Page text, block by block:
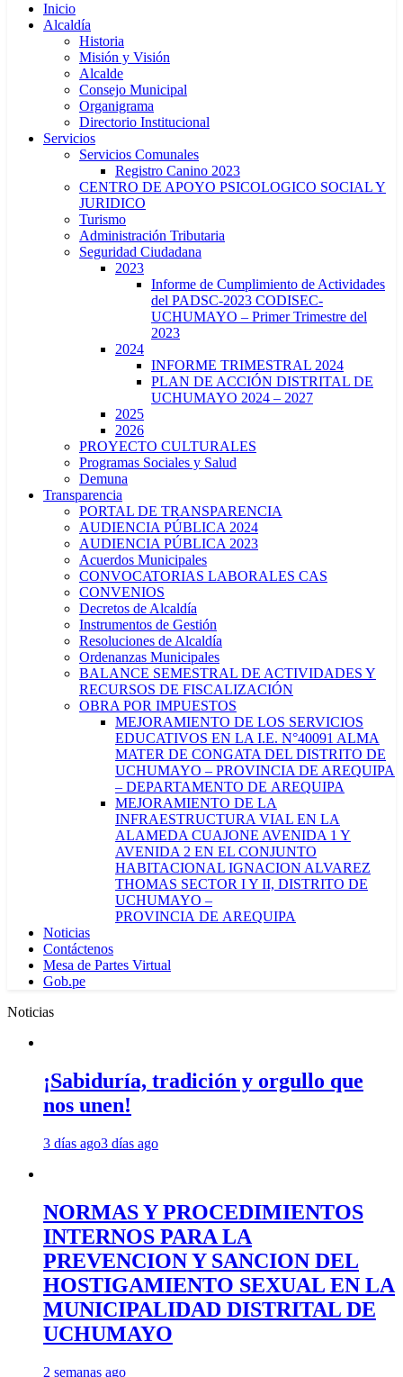
Inicio
Alcaldía
Historia
Misión y Visión
Alcalde
Consejo Municipal
Organigrama
Directorio Institucional
Servicios
Servicios Comunales
Registro Canino 2023
CENTRO DE APOYO PSICOLOGICO SOCIAL Y
JURIDICO
Turismo
Administración Tributaria
Seguridad Ciudadana
2023
Informe de Cumplimiento de Actividades
del PADSC-2023 CODISEC-
UCHUMAYO – Primer Trimestre del
2023
2024
INFORME TRIMESTRAL 2024
PLAN DE ACCIÓN DISTRITAL DE
UCHUMAYO 2024 – 2027
2025
2026
PROYECTO CULTURALES
Programas Sociales y Salud
Demuna
Transparencia
PORTAL DE TRANSPARENCIA
AUDIENCIA PÚBLICA 2024
AUDIENCIA PÚBLICA 2023
Acuerdos Municipales
CONVOCATORIAS LABORALES CAS
CONVENIOS
Decretos de Alcaldía
Instrumentos de Gestión
Resoluciones de Alcaldía
Ordenanzas Municipales
BALANCE SEMESTRAL DE ACTIVIDADES Y
RECURSOS DE FISCALIZACIÓN
OBRA POR IMPUESTOS
MEJORAMIENTO DE LOS SERVICIOS
EDUCATIVOS EN LA I.E. N°40091 ALMA
MATER DE CONGATA DEL DISTRITO DE
UCHUMAYO – PROVINCIA DE AREQUIPA
– DEPARTAMENTO DE AREQUIPA
MEJORAMIENTO DE LA
INFRAESTRUCTURA VIAL EN LA
ALAMEDA CUAJONE AVENIDA 1 Y
AVENIDA 2 EN EL CONJUNTO
HABITACIONAL IGNACION ALVAREZ
THOMAS SECTOR I Y II, DISTRITO DE
UCHUMAYO –
PROVINCIA DE AREQUIPA
Noticias
Contáctenos
Mesa de Partes Virtual
Gob.pe
Noticias
¡Sabiduría, tradición y orgullo que
nos unen!
3 días ago3 días ago
NORMAS Y PROCEDIMIENTOS
INTERNOS PARA LA
PREVENCION Y SANCION DEL
HOSTIGAMIENTO SEXUAL EN LA
MUNICIPALIDAD DISTRITAL DE
UCHUMAYO
2 semanas ago